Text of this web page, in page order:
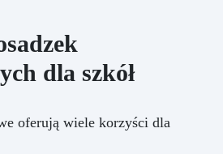
dla szkół
oferują wiele korzyści dla